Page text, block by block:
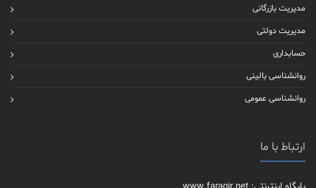
مدیریت بازرگانی
مدیریت دولتی
حسابداری
روانشناسی بالینی
روانشناسی عمومی
ارتباط با ما